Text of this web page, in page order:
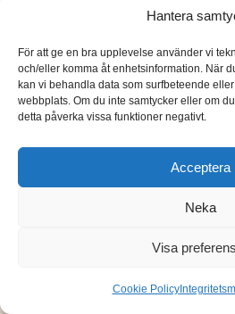
Hantera
För att ge en bra upplevelse använder vi
och/eller komma åt enhetsinformation. När
kan vi behandla data som surfbeteende
webbplats. Om du inte samtycker eller om
detta påverka vissa funktioner negativt.
Acceptera
Neka
Visa
Cookie Policy
info@teckensandra.fi
Vårt verksamhetsutrymme
Torpvägen 9 B 13,
01150 Söderkulla
Beställnings- och leveransvillkor
Sekretesspolicy
(på finska)